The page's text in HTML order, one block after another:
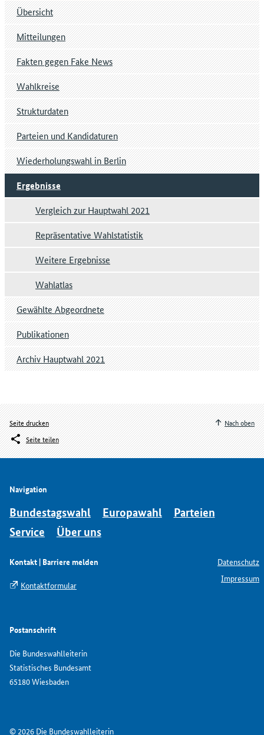
Übersicht
Mitteilungen
Fakten gegen Fake News
Wahlkreise
Strukturdaten
Parteien und Kandidaturen
Wiederholungswahl in Berlin
Ergebnisse
Vergleich zur Hauptwahl 2021
Repräsentative Wahlstatistik
Weitere Ergebnisse
Wahlatlas
Gewählte Abgeordnete
Publikationen
Archiv Hauptwahl 2021
Seite drucken
Seite teilen
Nach oben
Navigation
Bundestagswahl Europawahl
Parteien
Service
Über uns
Kontakt | Barriere melden
Kontaktformular
Postanschrift
Die Bundeswahlleiterin
Statistisches Bundesamt
65180 Wiesbaden
Datenschutz
Impressum
© 2026 Die Bundeswahlleiterin